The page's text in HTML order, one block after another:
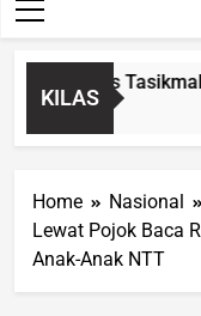
KILAS
Polres Tasikmalaya
Home
Nasional
Lewat Pojok Baca
Anak-Anak NTT